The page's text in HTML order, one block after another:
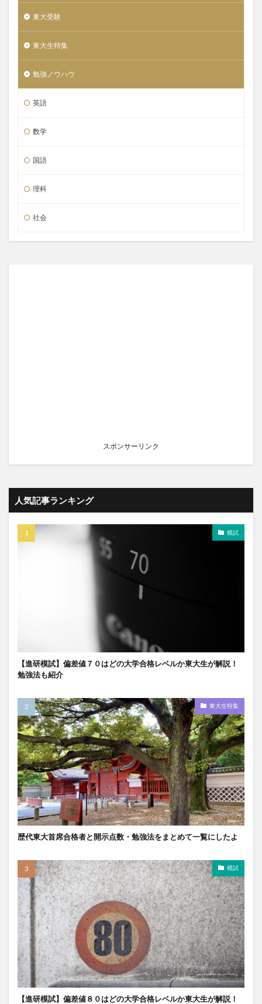
東大受験
東大生特集
勉強ノウハウ
英語
数学
国語
理科
社会
スポンサーリンク
人気記事ランキング
模試
【進研模試】偏差値７０はどの大学合格レベルか東大生が解説！
勉強法も紹介
東大生特集
歴代東大首席合格者と開示点数・勉強法をまとめて一覧にしたよ
模試
【進研模試】偏差値８０はどの大学合格レベルか東大生が解説！